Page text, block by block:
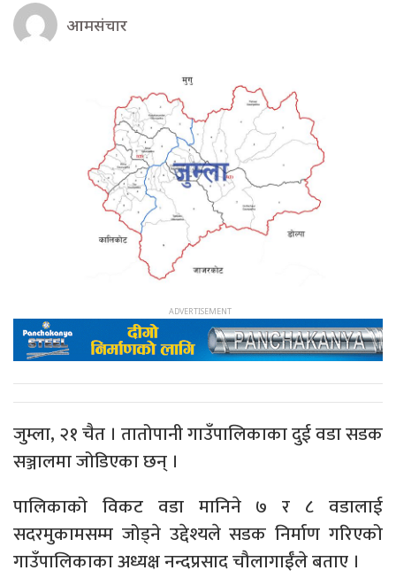
आमसंचार
जुम्ला, २१ चैत । तातोपानी गाउँपालिकाका दुई वडा सडक
सञ्जालमा जोडिएका छन् ।
पालिकाको विकट वडा मानिने ७ र ८ वडालाई
सदरमुकामसम्म जोड्ने उद्देश्यले सडक निर्माण गरिएको
गाउँपालिकाका अध्यक्ष नन्दप्रसाद चौलागाईँले बताए ।